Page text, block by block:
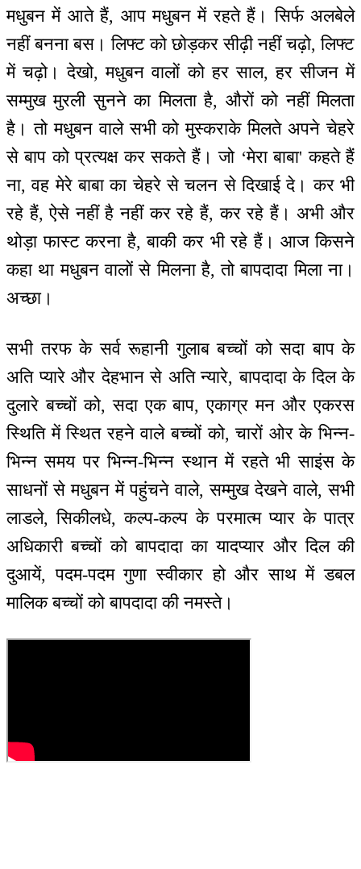
मधुबन में आते हैं, आप मधुबन में रहते हैं। सिर्फ अलबेले
नहीं बनना बस। लिफ्ट को छोड़कर सीढ़ी नहीं चढ़ो, लिफ्ट
में चढ़ो। देखो, मधुबन वालों को हर साल, हर सीजन में
सम्मुख मुरली सुनने का मिलता है, औरों को नहीं मिलता
है। तो मधुबन वाले सभी को मुस्कराके मिलते अपने चेहरे
से बाप को प्रत्यक्ष कर सकते हैं। जो ‘मेरा बाबा' कहते हैं
ना, वह मेरे बाबा का चेहरे से चलन से दिखाई दे। कर भी
रहे हैं, ऐसे नहीं है नहीं कर रहे हैं, कर रहे हैं। अभी और
थोड़ा फास्ट करना है, बाकी कर भी रहे हैं। आज किसने
कहा था मधुबन वालों से मिलना है, तो बापदादा मिला ना।
अच्छा।
सभी तरफ के सर्व रूहानी गुलाब बच्चों को सदा बाप के
अति प्यारे और देहभान से अति न्यारे, बापदादा के दिल के
दुलारे बच्चों को, सदा एक बाप, एकाग्र मन और एकरस
स्थिति में स्थित रहने वाले बच्चों को, चारों ओर के भिन्न-
भिन्न समय पर भिन्न-भिन्न स्थान में रहते भी साइंस के
साधनों से मधुबन में पहुंचने वाले, सम्मुख देखने वाले, सभी
लाडले, सिकीलधे, कल्प-कल्प के परमात्म प्यार के पात्र
अधिकारी बच्चों को बापदादा का यादप्यार और दिल की
दुआयें, पदम-पदम गुणा स्वीकार हो और साथ में डबल
मालिक बच्चों को बापदादा की नमस्ते।